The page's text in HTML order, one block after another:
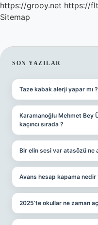
https://grooy.net https://
Sitemap
SIDEBAR
SON YAZILAR
Taze kabak alerji yapar mı ?
Karamanoğlu Mehmet Bey
kaçıncı sırada ?
Bir elin sesi var atasözü ne
Avans hesap kapama nedir
2025’te okullar ne zaman